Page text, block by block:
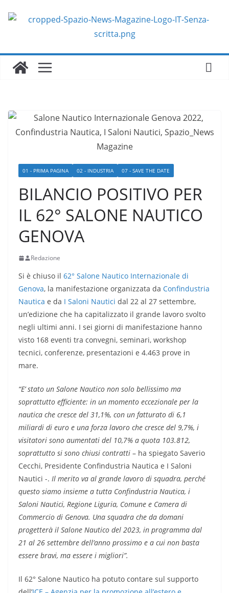
01 - PRIMA PAGINA 02 - INDUSTRIA 07 - SAVE THE DATE
BILANCIO POSITIVO PER
IL 62° SALONE NAUTICO
GENOVA
Redazione
Si è chiuso il 62° Salone Nautico Internazionale di
Genova, la manifestazione organizzata da Confindustria
Nautica e da I Saloni Nautici dal 22 al 27 settembre,
un’edizione che ha capitalizzato il grande lavoro svolto
negli ultimi anni. I sei giorni di manifestazione hanno
visto 168 eventi tra convegni, seminari, workshop
tecnici, conferenze, presentazioni e 4.463 prove in
mare.
“E’ stato un Salone Nautico non solo bellissimo ma
soprattutto efficiente: in un momento eccezionale per la
nautica che cresce del 31,1%, con un fatturato di 6,1
miliardi di euro e una forza lavoro che cresce del 9,7%, i
visitatori sono aumentati del 10,7% a quota 103.812,
soprattutto si sono chiusi contratti – ha spiegato Saverio
Cecchi, Presidente Confindustria Nautica e I Saloni
Nautici -. Il merito va al grande lavoro di squadra, perché
questo siamo insieme a tutta Confindustria Nautica, i
Saloni Nautici, Regione Liguria, Comune e Camera di
Commercio di Genova. Una squadra che da domani
progetterà il Salone Nautico del 2023, in programma dal
21 al 26 settembre dell’anno prossimo e a cui non basta
essere bravi, ma essere i migliori”.
Il 62° Salone Nautico ha potuto contare sul supporto